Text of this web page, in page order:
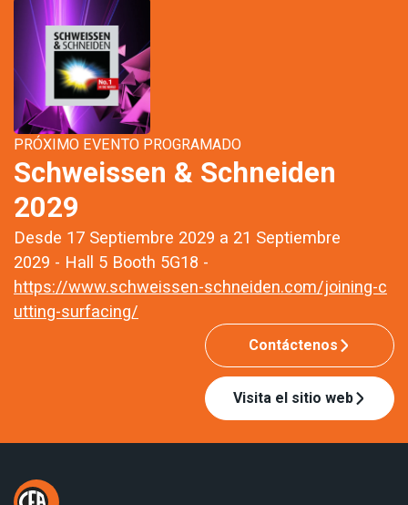
PRÓXIMO EVENTO PROGRAMADO
Schweissen & Schneiden
2029
Desde 17 Septiembre 2029 a 21 Septiembre
2029 - Hall 5 Booth 5G18 -
https://www.schweissen-schneiden.com/joining-c
utting-surfacing/
Contáctenos
Visita el sitio web